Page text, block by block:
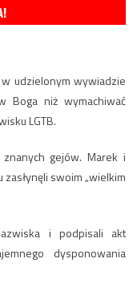
udzielonym wywiadzie
Boga niż wymachiwać
LGTB.
gejów. Marek i
swoim „wielkim
i podpisali akt
dysponowania